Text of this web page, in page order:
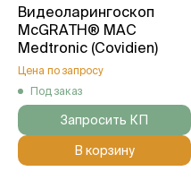
Bидеоларингоскоп
McGRATH® MAC
Medtronic (Covidien)
Цена по запросу
Под заказ
Запросить КП
В корзину